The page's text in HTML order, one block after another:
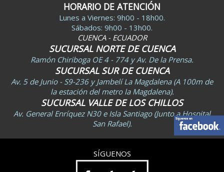
HORARIO DE ATENCIÓN
Lunes a Viernes: 9h00 - 18h00.
Sábados: 9h00 - 13h00.
CUENCA - ECUADOR
SUCURSAL NORTE DE CUENCA
Ramón Chiriboga OE 4 - 774 y Av. De la Prensa.
SUCURSAL SUR DE CUENCA
Av. 5 de Junio - S9-236 y Jambelí La Magdalena (A 100m de
la estación del metro la Magdalena).
SUCURSAL VALLE DE LOS CHILLOS
Av. General Enríquez N30 e Isla Santiago (Junto a Hospital
San Rafael).
SÍGUENOS